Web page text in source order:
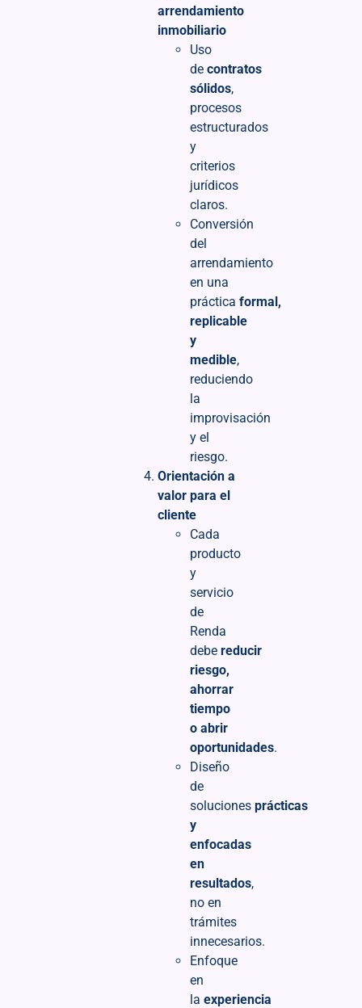
arrendamiento
inmobiliario
Uso
de contratos
sólidos,
procesos
estructurados
y
criterios
jurídicos
claros.
Conversión
del
arrendamiento
en una
práctica formal,
replicable
y
medible,
reduciendo
la
improvisación
y el
riesgo.
Orientación a
valor para el
cliente
Cada
producto
y
servicio
de
Renda
debe reducir
riesgo,
ahorrar
tiempo
o abrir
oportunidades.
Diseño
de
soluciones prácticas
y
enfocadas
en
resultados,
no en
trámites
innecesarios.
Enfoque
en
la experiencia